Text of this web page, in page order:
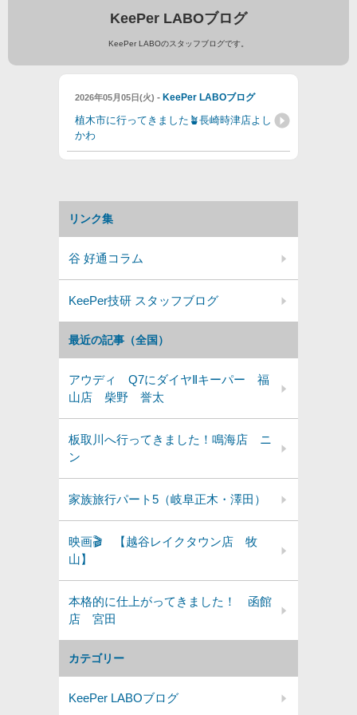
KeePer LABOブログ
KeePer LABOのスタッフブログです。
2026年05月05日(火) - KeePer LABOブログ
植木市に行ってきました🪴長崎時津店よし
かわ
カテゴリー
KeePer LABOブログ
最近の記事（全国）
アウディ Q7にダイヤⅡキーパー 福
山店 柴野 誉太
板取川へ行ってきました！鳴海店 ニ
ン
家族旅行パート5（岐阜正木・澤田）
映画🎬 【越谷レイクタウン店 牧
山】
本格的に仕上がってきました！ 函館
店 宮田
リンク集
谷 好通コラム
KeePer技研 スタッフブログ